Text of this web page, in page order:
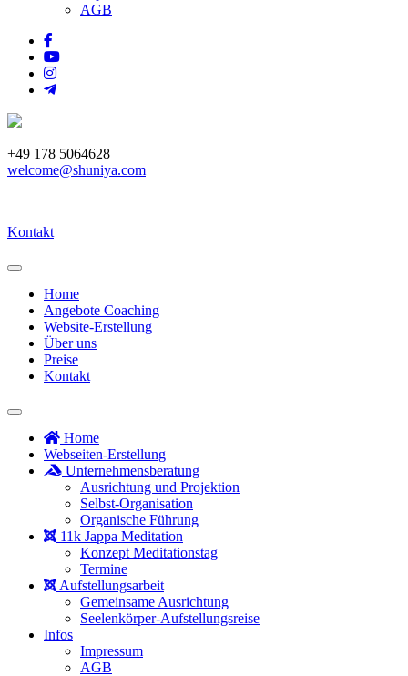
AGB
+49 178 5064628
welcome@shuniya.com
Kontakt
Home
Angebote Coaching
Website-Erstellung
Über uns
Preise
Kontakt
Home
Webseiten-Erstellung
Unternehmensberatung
Ausrichtung und Projektion
Selbst-Organisation
Organische Führung
11k Jappa Meditation
Konzept Meditationstag
Termine
Aufstellungsarbeit
Gemeinsame Ausrichtung
Seelenkörper-Aufstellungsreise
Infos
Impressum
AGB